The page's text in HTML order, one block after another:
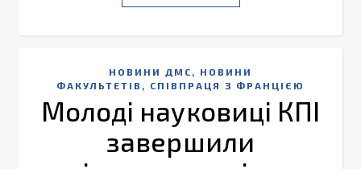
НОВИНИ ДМС , НОВИНИ
ФАКУЛЬТЕТІВ , СПІВПРАЦЯ З ФРАНЦІЄЮ
Молоді науковиці КПІ
завершили